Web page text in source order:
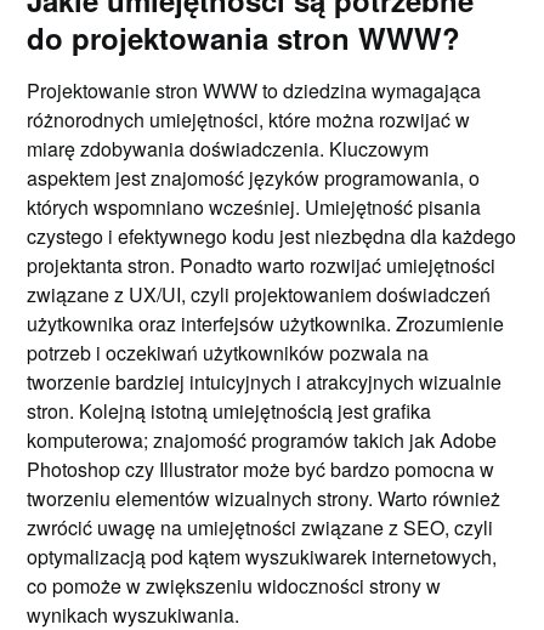
do projektowania stron WWW?
Projektowanie stron WWW to dziedzina wymagająca
różnorodnych umiejętności, które można rozwijać w
miarę zdobywania doświadczenia. Kluczowym
aspektem jest znajomość języków programowania, o
których wspomniano wcześniej. Umiejętność pisania
czystego i efektywnego kodu jest niezbędna dla każdego
projektanta stron. Ponadto warto rozwijać umiejętności
związane z UX/UI, czyli projektowaniem doświadczeń
użytkownika oraz interfejsów użytkownika. Zrozumienie
potrzeb i oczekiwań użytkowników pozwala na
tworzenie bardziej intuicyjnych i atrakcyjnych wizualnie
stron. Kolejną istotną umiejętnością jest grafika
komputerowa; znajomość programów takich jak Adobe
Photoshop czy Illustrator może być bardzo pomocna w
tworzeniu elementów wizualnych strony. Warto również
zwrócić uwagę na umiejętności związane z SEO, czyli
optymalizacją pod kątem wyszukiwarek internetowych,
co pomoże w zwiększeniu widoczności strony w
wynikach wyszukiwania.